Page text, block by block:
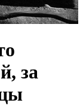
за